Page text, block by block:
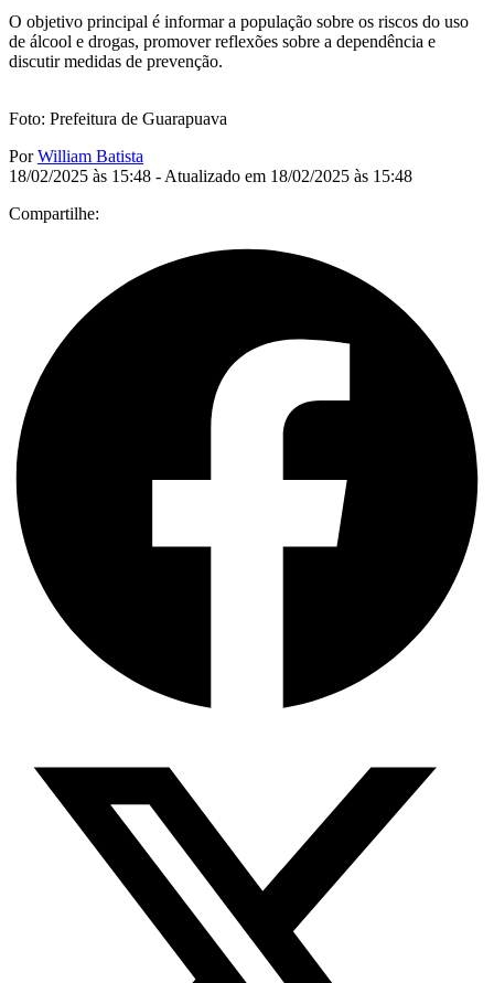
O objetivo principal é informar a população sobre os riscos do uso
de álcool e drogas, promover reflexões sobre a dependência e
discutir medidas de prevenção.
Foto: Prefeitura de Guarapuava
PorWilliam Batista
18/02/2025 às 15:48 - Atualizado em 18/02/2025 às 15:48
Compartilhe: